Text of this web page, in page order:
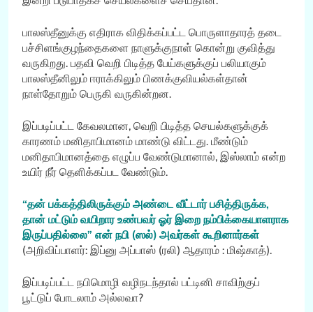
பாலஸ்தீனுக்கு எதிராக விதிக்கப்பட்ட பொருளாதாரத் தடை
பச்சிளங்குழந்தைகளை நாளுக்குநாள் கொன்று குவித்து
வருகிறது. பதவி வெறி பிடித்த பேய்களுக்குப் பலியாகும்
பாலஸ்தீனிலும் ஈராக்கிலும் பிணக்குவியல்கள்தான்
நாள்தோறும் பெருகி வருகின்றன.
இப்படிப்பட்ட கேவலமான, வெறி பிடித்த செயல்களுக்குக்
காரணம் மனிதாபிமானம் மாண்டு விட்டது. மீண்டும்
மனிதாபிமானத்தை எழுப்ப வேண்டுமானால், இஸ்லாம் என்ற
உயிர் நீர் தெளிக்கப்பட வேண்டும்.
“தன் பக்கத்திலிருக்கும் அண்டை வீட்டார் பசித்திருக்க,
தான் மட்டும் வயிறார உண்பவர் ஓர் இறை நம்பிக்கையாளராக
இருப்பதில்லை” என் நபி (ஸல்) அவர்கள் கூறினார்கள்
(அறிவிப்பாளர்: இப்னு அப்பாஸ் (ரலி) ஆதாரம் : மிஷ்காத்).
இப்படிப்பட்ட நபிமொழி வழிநடந்தால் பட்டினி சாவிற்குப்
பூட்டுப் போடலாம் அல்லவா?